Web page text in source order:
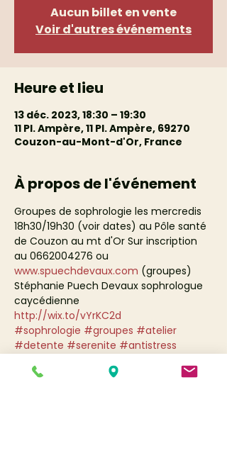
Aucun billet en vente
Voir d'autres événements
Heure et lieu
13 déc. 2023, 18:30 – 19:30
11 Pl. Ampère, 11 Pl. Ampère, 69270
Couzon-au-Mont-d'Or, France
À propos de l'événement
Groupes de sophrologie les mercredis
18h30/19h30 (voir dates) au Pôle santé
de Couzon au mt d'Or Sur inscription
au 0662004276 ou
www.spuechdevaux.com (groupes)
Stéphanie Puech Devaux sophrologue
caycédienne
http://wix.to/vYrKC2d
#sophrologie #groupes #atelier
#detente #serenite #antistress